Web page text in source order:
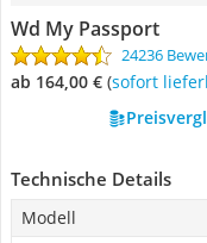
Wd My Passport
24236
ab 164,00 € ( Sofort
Technische Details
Modell